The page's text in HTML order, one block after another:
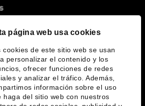
página web usa cookies
cookies de este sitio web se usan
personalizar el contenido y los
ofrecer funciones de redes
y analizar el tráfico. Además,
información sobre el uso
haga del sitio web con nuestros
el Foro
idiomas